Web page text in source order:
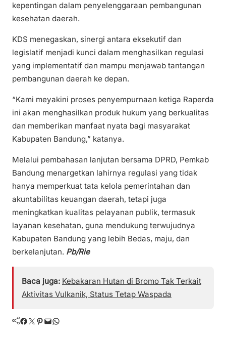
kepentingan dalam penyelenggaraan pembangunan
kesehatan daerah.
KDS menegaskan, sinergi antara eksekutif dan
legislatif menjadi kunci dalam menghasilkan regulasi
yang implementatif dan mampu menjawab tantangan
pembangunan daerah ke depan.
“Kami meyakini proses penyempurnaan ketiga Raperda
ini akan menghasilkan produk hukum yang berkualitas
dan memberikan manfaat nyata bagi masyarakat
Kabupaten Bandung,” katanya.
Melalui pembahasan lanjutan bersama DPRD, Pemkab
Bandung menargetkan lahirnya regulasi yang tidak
hanya memperkuat tata kelola pemerintahan dan
akuntabilitas keuangan daerah, tetapi juga
meningkatkan kualitas pelayanan publik, termasuk
layanan kesehatan, guna mendukung terwujudnya
Kabupaten Bandung yang lebih Bedas, maju, dan
berkelanjutan. Pb/Rie
Baca juga: Kebakaran Hutan di Bromo Tak Terkait
Aktivitas Vulkanik, Status Tetap Waspada
Facebook Twitter Pinterest Mail WhatsApp